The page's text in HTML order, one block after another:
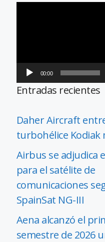
00:00
Entradas recientes
Daher Aircraft
turbohélice Kodiak
Airbus se adjudica
para el satélite de
comunicaciones
SpainSat NG-III
Aena alcanzó el
semestre de 2026